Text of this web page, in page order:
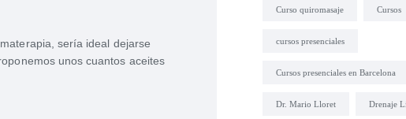
sería ideal dejarse
unos cuantos aceites
Curso quiromasaje Cursos
cursos presenciales
Cursos presenciales en Barcelona
Dr. Mario Lloret Drenaje